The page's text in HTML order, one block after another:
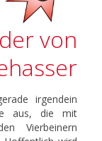
von
irgendein
aus, die mit
Vierbeinern